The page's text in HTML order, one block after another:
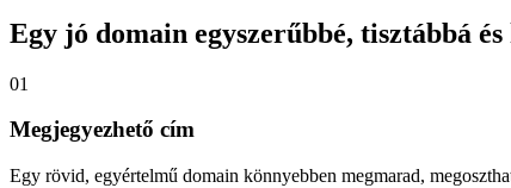
Egy jó domain egyszerűbbé, tisztábbá
01
Megjegyezhető cím
Egy rövid, egyértelmű domain könnyebben megmarad,